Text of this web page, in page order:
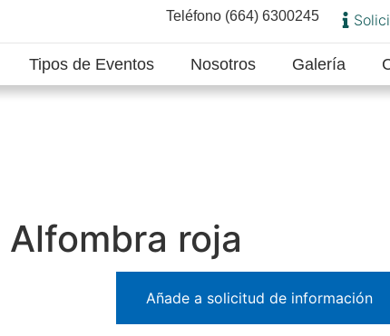
Teléfono (664) 6300245
Tipos de Eventos Nosotros Galería
Alfombra roja
Añade a solicitud de información